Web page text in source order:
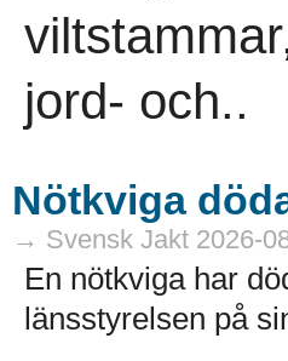
jord- och..
Nötkviga
→ Svensk Jakt 2026-
En nötkviga har
länsstyrelsen på